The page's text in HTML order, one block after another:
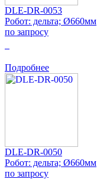
DLE-DR-0053
Робот: дельта; Ø660мм
по запросу
Подробнее
DLE-DR-0050
Робот: дельта; Ø660мм
по запросу